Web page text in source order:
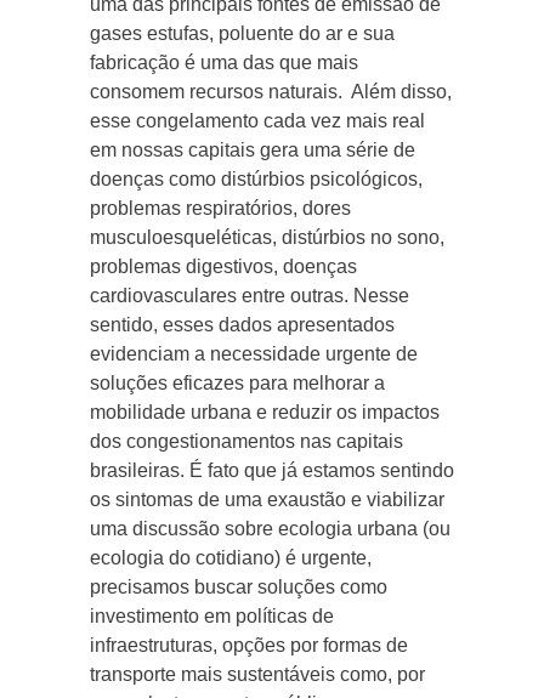
gases estufas, poluente do ar e sua
fabricação é uma das que mais
consomem recursos naturais. Além disso,
esse congelamento cada vez mais real
em nossas capitais gera uma série de
doenças como distúrbios psicológicos,
problemas respiratórios, dores
musculoesqueléticas, distúrbios no sono,
problemas digestivos, doenças
cardiovasculares entre outras. Nesse
sentido, esses dados apresentados
evidenciam a necessidade urgente de
soluções eficazes para melhorar a
mobilidade urbana e reduzir os impactos
dos congestionamentos nas capitais
brasileiras. É fato que já estamos sentindo
os sintomas de uma exaustão e viabilizar
uma discussão sobre ecologia urbana (ou
ecologia do cotidiano) é urgente,
precisamos buscar soluções como
investimento em políticas de
infraestruturas, opções por formas de
transporte mais sustentáveis como, por